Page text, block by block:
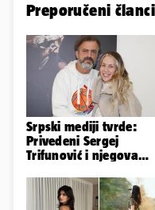
Preporučeni članci
Srpski mediji tvrde:
Privedeni Sergej
Trifunović i njegova
incident